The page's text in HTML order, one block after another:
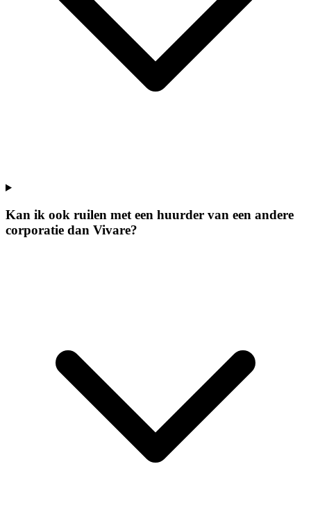
Kan ik ook ruilen met een huurder van een andere
corporatie dan Vivare?